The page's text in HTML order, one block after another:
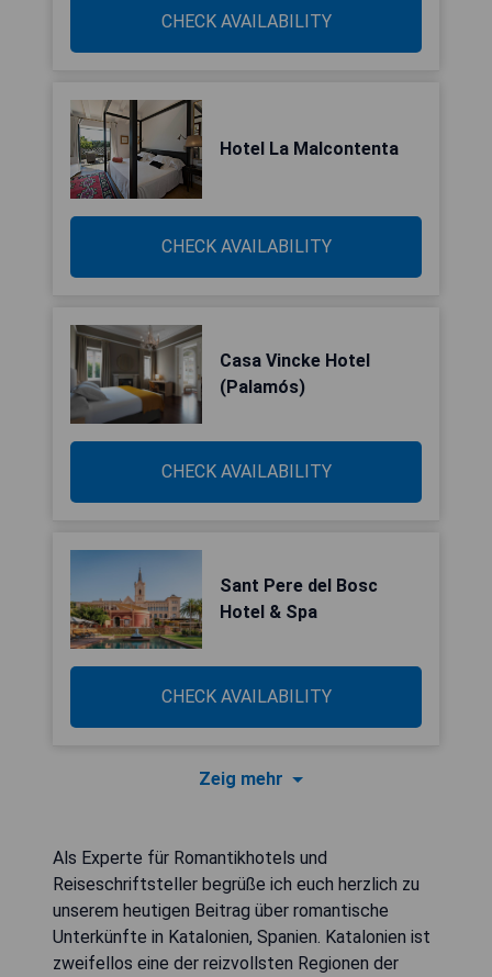
CHECK AVAILABILITY
Hotel La Malcontenta
CHECK AVAILABILITY
Casa Vincke Hotel
(Palamós)
CHECK AVAILABILITY
Sant Pere del Bosc
Hotel & Spa
CHECK AVAILABILITY
Zeig mehr
Als Experte für Romantikhotels und
Reiseschriftsteller begrüße ich euch herzlich zu
unserem heutigen Beitrag über romantische
Unterkünfte in Katalonien, Spanien. Katalonien ist
zweifellos eine der reizvollsten Regionen der